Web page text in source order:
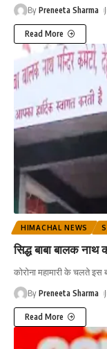
By Preneeta Sharma
Read More
HIMACHAL NEWS
सिद्ध बाबा बालक नाथ
कोरोना महामारी के चलते
By Preneeta Sharma
Read More